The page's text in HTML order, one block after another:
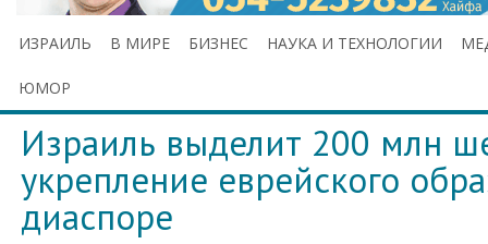
ИЗРАИЛЬ В МИРЕ БИЗНЕС НАУКА И ТЕХНОЛОГИИ
ЮМОР
Израиль выделит 200 млн
укрепление еврейского
диаспоре